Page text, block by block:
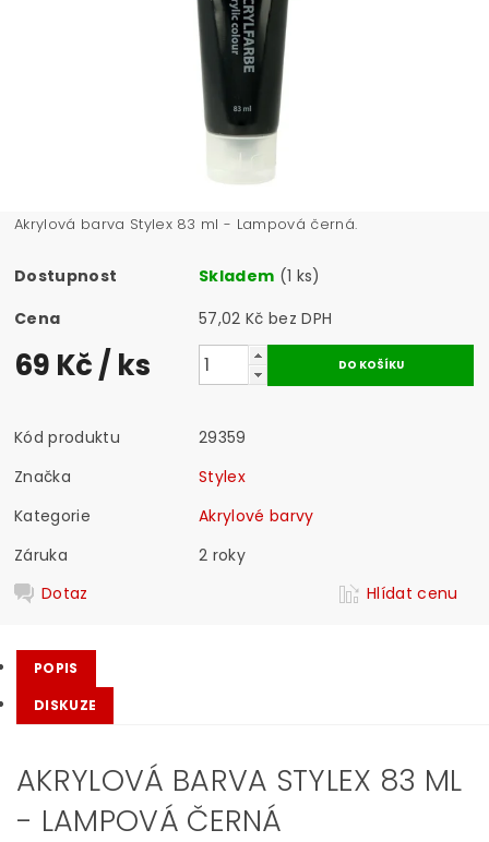
Akrylová barva Stylex 83 ml - Lampová černá.
Dostupnost Skladem (1 ks)
Cena
57,02 Kč bez DPH
69 Kč/ ks
Kód produktu
29359
Značka
Stylex
Kategorie
Akrylové barvy
Záruka
2 roky
Dotaz
Hlídat cenu
POPIS
DISKUZE
AKRYLOVÁ BARVA STYLEX 83 ML
- LAMPOVÁ ČERNÁ